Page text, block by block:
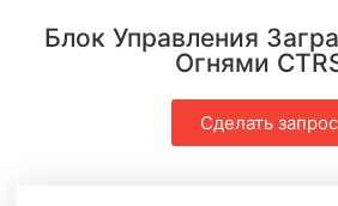
Блок Управления
Огнями
Сделать запрос